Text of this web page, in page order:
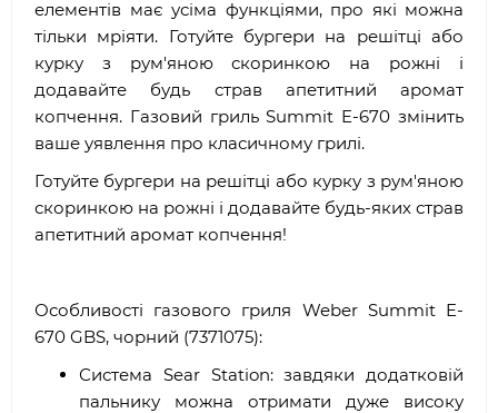
елементів має усіма функціями, про які можна
тільки мріяти. Готуйте бургери на решітці або
курку з рум'яною скоринкою на рожні і
додавайте будь страв апетитний аромат
копчення. Газовий гриль Summit E-670 змінить
ваше уявлення про класичному грилі.
Готуйте бургери на решітці або курку з рум'яною
скоринкою на рожні і додавайте будь-яких страв
апетитний аромат копчення!
Особливості газового гриля Weber Summit E-
670 GBS, чорний (7371075):
Система Sear Station: завдяки додатковій
пальнику можна отримати дуже високу